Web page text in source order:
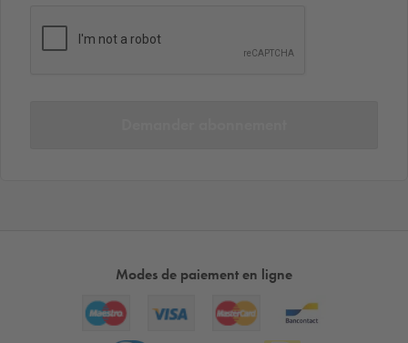
Modes de paiement en ligne